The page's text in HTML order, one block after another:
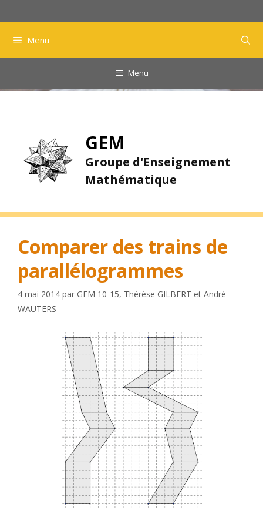
Menu
Menu
GEM
Groupe d'Enseignement
Mathématique
Comparer des trains de
parallélogrammes
4 mai 2014 par GEM 10-15, Thérèse GILBERT et André
WAUTERS